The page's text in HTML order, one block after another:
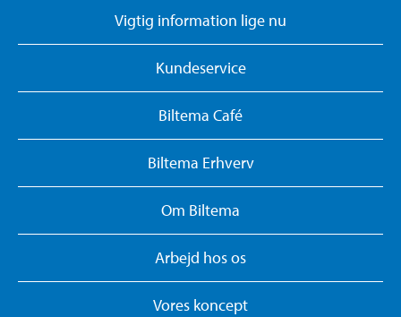
Vigtig information lige nu
Kundeservice
Biltema Café
Biltema Erhverv
Om Biltema
Arbejd hos os
Vores koncept